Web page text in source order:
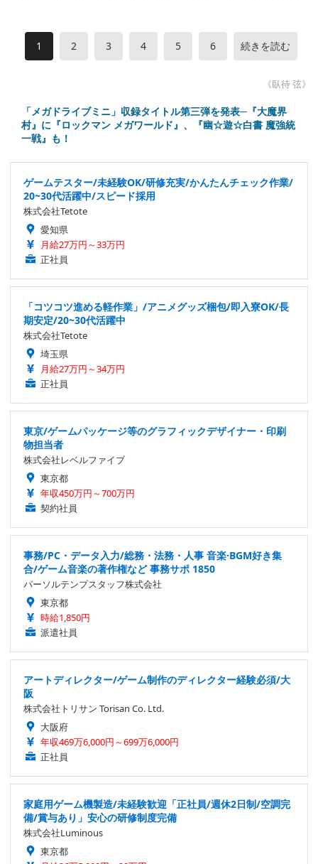
1 2 3 4 5 6 続きを読む
《臥待 弦》
「メガドライブミニ」収録タイトル第三弾を発表─『大魔界
村』に『ロックマン メガワールド』、『幽☆遊☆白書 魔強統
一戦』も！
ゲームテスター/未経験OK/研修充実/かんたんチェック作業/
20~30代活躍中/スピード採用
株式会社Tetote
愛知県
月給27万円～33万円
正社員
「コツコツ進める軽作業」/アニメグッズ梱包/即入寮OK/長
期安定/20~30代活躍中
株式会社Tetote
埼玉県
月給27万円～34万円
正社員
東京/ゲームパッケージ等のグラフィックデザイナー・印刷
物担当者
株式会社レベルファイブ
東京都
年収450万円～700万円
契約社員
事務/PC・データ入力/総務・法務・人事 音楽·BGM好き集
合/ゲーム音楽の著作権など 事務サポ 1850
パーソルテンプスタッフ株式会社
東京都
時給1,850円
派遣社員
アートディレクター/ゲーム制作のディレクター経験必須/大
阪
株式会社トリサン Torisan Co. Ltd.
大阪府
年収469万6,000円～699万6,000円
正社員
家庭用ゲーム機製造/未経験歓迎「正社員/週休2日制/空調完
備/賞与あり」安心の研修制度完備
株式会社Luminous
東京都